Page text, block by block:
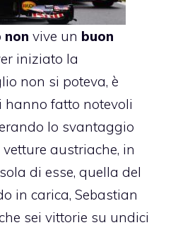
non vive un buon
iniziato la
non si poteva, è
hanno fatto notevoli
lo svantaggio
austriache, in
di esse, quella del
in carica, Sebastian
sei vittorie su undici